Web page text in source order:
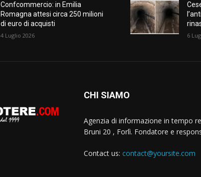
Confcommercio: in Emilia
Romagna attesi circa 250 milioni
di euro di acquisti
4 Luglio 2026 6
CHI SIAMO
Agenzia di informazione in tempo
Bruni 20 , Forlì. Fondatore e
Contact us: contact@yoursite.com